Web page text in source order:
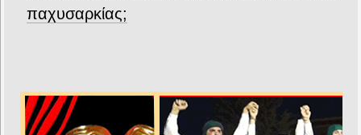
παχυσαρκίας;